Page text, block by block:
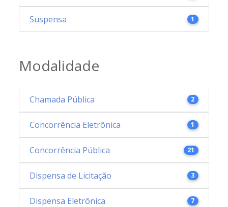
Suspensa 1
Modalidade
Chamada Pública 2
Concorrência Eletrônica 1
Concorrência Pública 21
Dispensa de Licitação 3
Dispensa Eletrônica 7